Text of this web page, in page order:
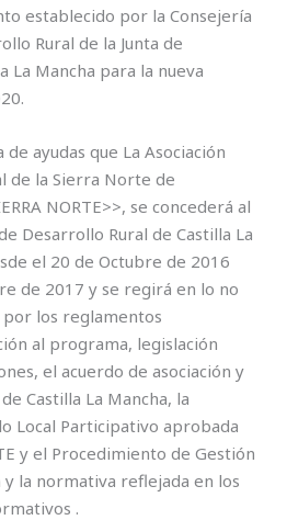
establecido por la Consejería
Rural de la Junta de
La Mancha para la nueva
ayudas que La Asociación
de la Sierra Norte de
NORTE>>, se concederá al
Desarrollo Rural de Castilla La
el 20 de Octubre de 2016
de 2017 y se regirá en lo no
los reglamentos
al programa, legislación
el acuerdo de asociación y
Castilla La Mancha, la
Local Participativo aprobada
y el Procedimiento de Gestión
la normativa reflejada en los
.